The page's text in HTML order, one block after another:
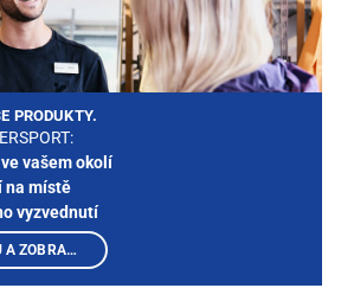
PRODUKTY.
vašem okolí
na místě
vyzvednutí
VYBRAT PRODEJNU A ZOBRAZIT PRODUKTY